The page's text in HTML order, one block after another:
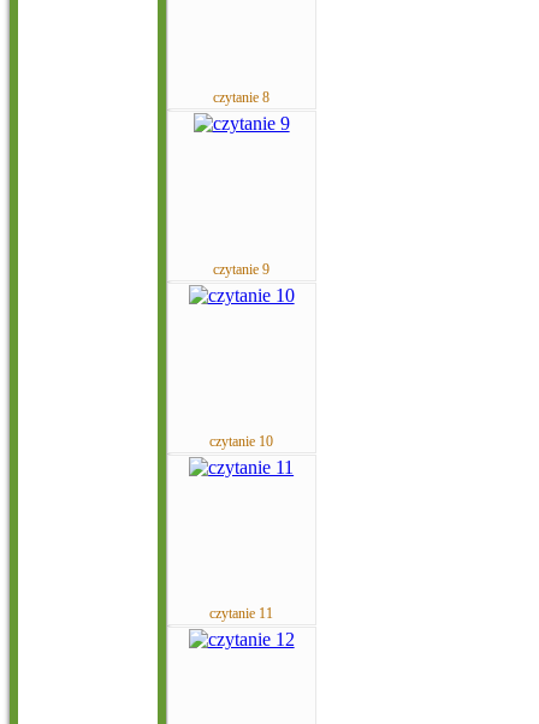
czytanie 8
czytanie 9
czytanie 10
czytanie 11